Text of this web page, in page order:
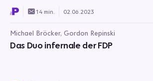
14 min. 02.06.2023
Michael Bröcker, Gordon Repinski
Das Duo infernale der FDP